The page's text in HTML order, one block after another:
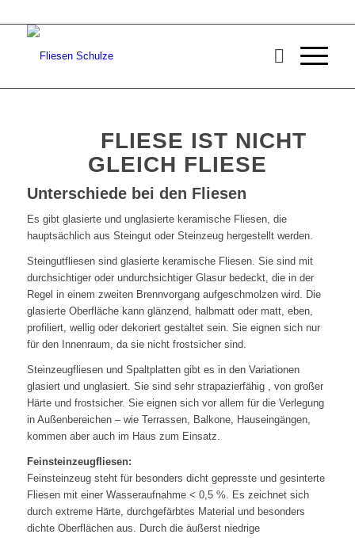
FLIESE IST NICHT
GLEICH FLIESE
Unterschiede bei den Fliesen
Es gibt glasierte und unglasierte keramische Fliesen, die
hauptsächlich aus Steingut oder Steinzeug hergestellt werden.
Steingutfliesen sind glasierte keramische Fliesen. Sie sind mit
durchsichtiger oder undurchsichtiger Glasur bedeckt, die in der
Regel in einem zweiten Brennvorgang aufgeschmolzen wird. Die
glasierte Oberfläche kann glänzend, halbmatt oder matt, eben,
profiliert, wellig oder dekoriert gestaltet sein. Sie eignen sich nur
für den Innenraum, da sie nicht frostsicher sind.
Steinzeugfliesen und Spaltplatten gibt es in den Variationen
glasiert und unglasiert. Sie sind sehr strapazierfähig , von großer
Härte und frostsicher. Sie eignen sich vor allem für die Verlegung
in Außenbereichen – wie Terrassen, Balkone, Hauseingängen,
kommen aber auch im Haus zum Einsatz.
Feinsteinzeugfliesen:
Feinsteinzeug steht für besonders dicht gepresste und gesinterte
Fliesen mit einer Wasseraufnahme < 0,5 %. Es zeichnet sich
durch extreme Härte, durchgefärbtes Material und besonders
dichte Oberflächen aus. Durch die äußerst niedrige